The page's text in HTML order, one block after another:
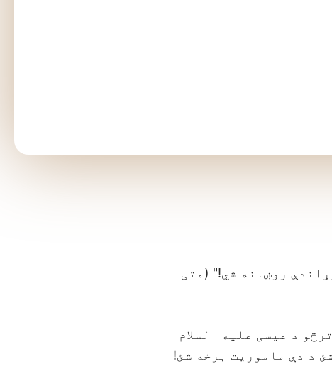
روښانه شي!" (متی
د عیسی علیه السلام
د دې ماموریت برخه شئ!